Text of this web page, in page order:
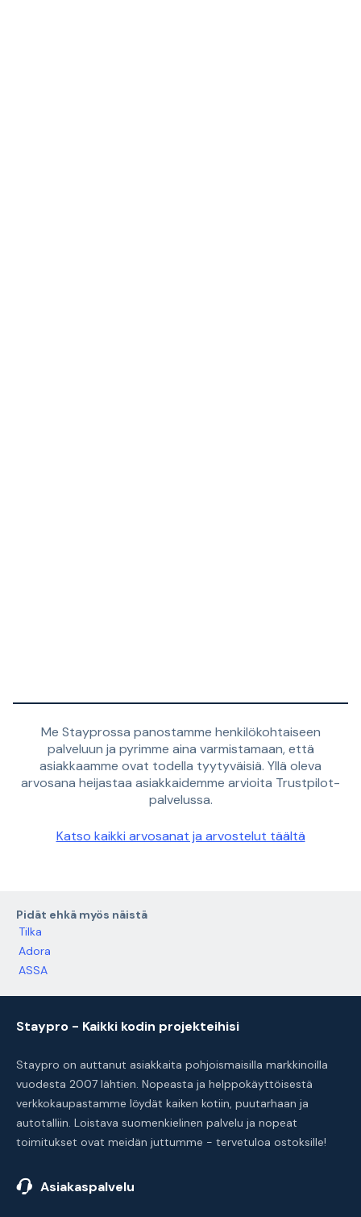
Me Stayprossa panostamme henkilökohtaiseen
palveluun ja pyrimme aina varmistamaan, että
asiakkaamme ovat todella tyytyväisiä. Yllä oleva
arvosana heijastaa asiakkaidemme arvioita Trustpilot-
palvelussa.
Katso kaikki arvosanat ja arvostelut täältä
Pidät ehkä myös näistä
Tilka
Adora
ASSA
Staypro - Kaikki kodin projekteihisi
Staypro on auttanut asiakkaita pohjoismaisilla markkinoilla
vuodesta 2007 lähtien. Nopeasta ja helppokäyttöisestä
verkkokaupastamme löydät kaiken kotiin, puutarhaan ja
autotalliin. Loistava suomenkielinen palvelu ja nopeat
toimitukset ovat meidän juttumme - tervetuloa ostoksille!
Asiakaspalvelu